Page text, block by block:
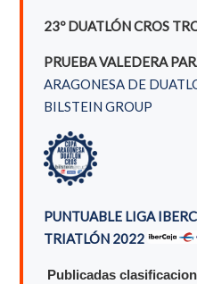
23º DUATLÓN CROS
PRUEBA VALEDERA
ARAGONESA DE
BILSTEIN GROUP
PUNTUABLE LIGA
TRIATLÓN 2022
Publicadas